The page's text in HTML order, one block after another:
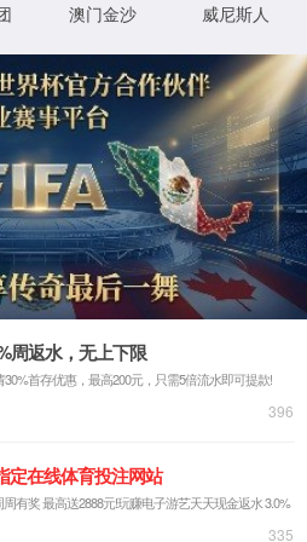
求的
URL
:80/en/HanTengLives/index.aspx
径
C:\sites\udimc\en\HanTengLives\inde
录方
法
匿名
录用 匿名
不存在。请创建文件或目录并重新尝试请
XML 地图